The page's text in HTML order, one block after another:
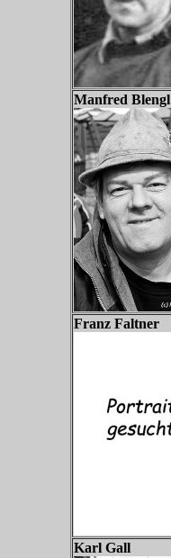
Manfred Blengl
Franz Faltner
Karl Gall